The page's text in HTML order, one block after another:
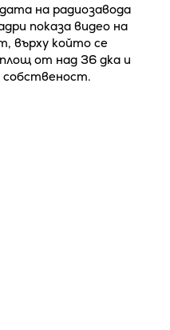
на радиозавода
показа видео на
върху който се
от над 36 дка и
собственост.